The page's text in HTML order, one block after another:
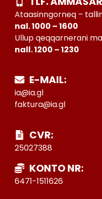
Ataasinngorneq –
nal. 1000 – 1600
Ullup qeqqarnerani
nall. 1200 – 1230
E-MAIL:
ia@ia.gl
faktura@ia.gl
CVR:
25027388
KONTO NR:
6471-1511626